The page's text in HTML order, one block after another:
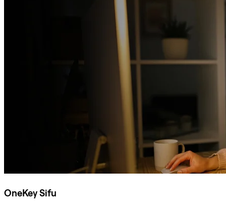
OneKey Sifu